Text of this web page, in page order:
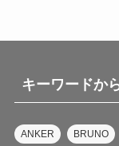
キーワードか
ANKER BRUNO